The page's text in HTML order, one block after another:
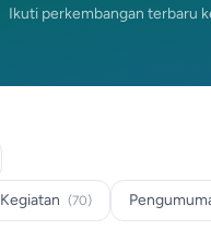
Ikuti perkembangan terbaru
Kegiatan (70)